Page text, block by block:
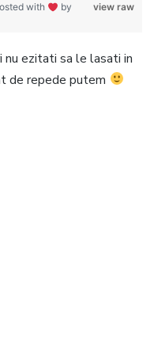
view raw
with
by
nu ezitati sa le lasati in
de repede putem